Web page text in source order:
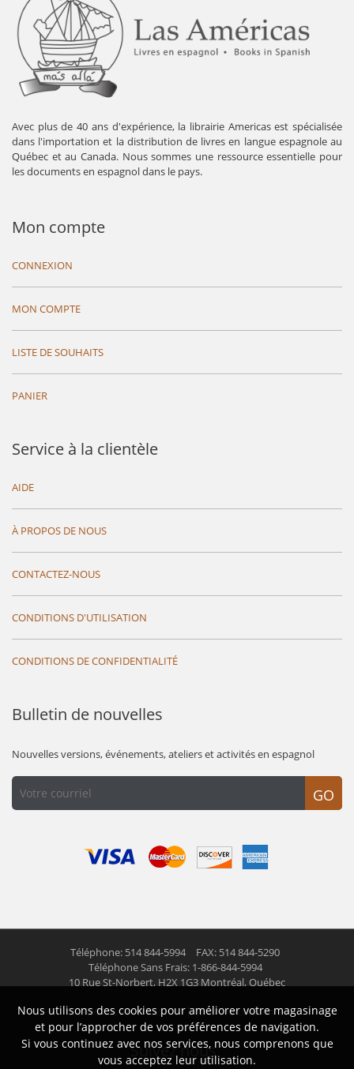
Avec plus de 40 ans d'expérience, la librairie Americas est spécialisée
dans l'importation et la distribution de livres en langue espagnole au
Québec et au Canada. Nous sommes une ressource essentielle pour
les documents en espagnol dans le pays.
Mon compte
CONNEXION
MON COMPTE
LISTE DE SOUHAITS
PANIER
Service à la clientèle
AIDE
À PROPOS DE NOUS
CONTACTEZ-NOUS
CONDITIONS D'UTILISATION
CONDITIONS DE CONFIDENTIALITÉ
Bulletin de nouvelles
Nouvelles versions, événements, ateliers et activités en espagnol
GO
Téléphone: 514 844-5994
FAX: 514 844-5290
Téléphone Sans Frais: 1-866-844-5994
10 Rue St-Norbert, H2X 1G3 Montréal, Québec
© 2026 Las Americas inc. Tous droits réservés
Suivez nous
Nous utilisons des cookies pour améliorer votre magasinage
et pour l’approcher de vos préférences de navigation.
Si vous continuez avec nos services, nous comprenons que
vous acceptez leur utilisation.